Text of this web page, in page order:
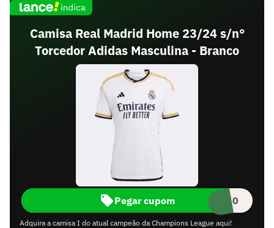
Camisa Real Madrid Home 23/24 s/n°
Torcedor Adidas Masculina - Branco
NCE10
Pegar cupom
Adquira a camisa I do atual campeão da Champions League aqui!